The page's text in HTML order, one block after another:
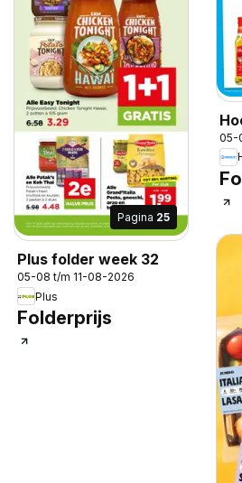
Pagina 25
Plus folder week 32
05-08 t/m 11-08-2026
Plus
Folderprijs
05-